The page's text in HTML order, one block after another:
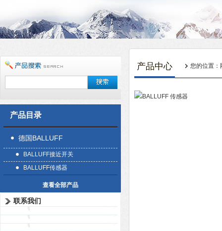
产品目录
德国BALLUFF
BALLUFF接近开关
BALLUFF传感器
查看全部产品
联系我们
产品中心 您的位置：